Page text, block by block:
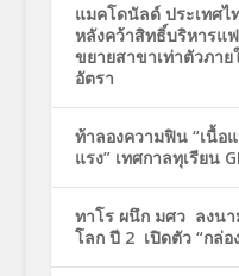
แมคโดนัลด์ ประเทศไ
หลังคว้าสิทธิ์บริหารแ
ขยายสาขาเท่าตัวภาย
อัตรา
ท้าลองความฟิน “เนื้อ
แรง” เทศกาลทุเรียน
ทาโร ผนึก มศว ลงน
โลก ปี 2 เปิดตัว “กล่